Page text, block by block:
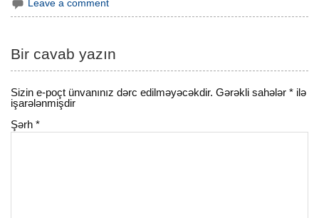
Leave a comment
Bir cavab yazın
Sizin e-poçt ünvanınız dərc edilməyəcəkdir. Gərəkli sahələr* ilə
işarələnmişdir
Şərh*